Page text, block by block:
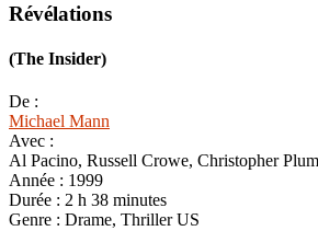
Révélations
(The Insider)
De :
Michael Mann
Avec :
Al Pacino, Russell Crowe, Christopher
Année : 1999
Durée : 2 h 38 minutes
Genre : Drame, Thriller US